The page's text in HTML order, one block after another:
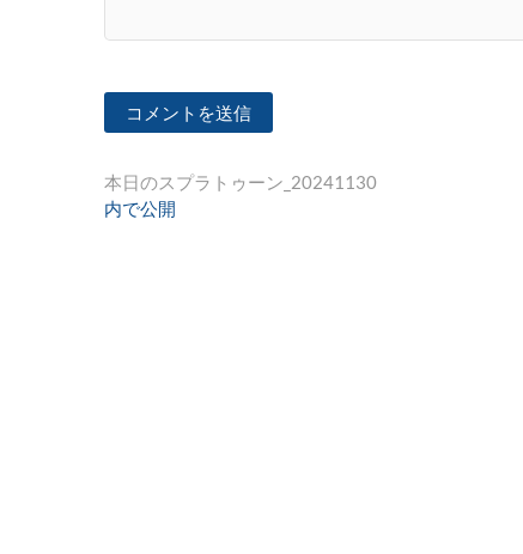
投
稿
本日のスプラトゥーン_20241130
内で公開